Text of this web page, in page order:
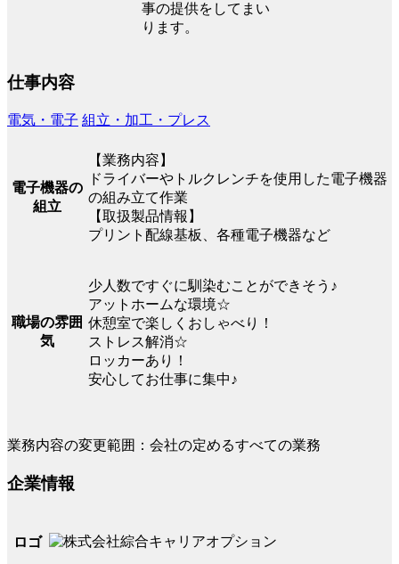
事の提供をしてまい
ります。
仕事内容
電気・電子 組立・加工・プレス
電子機器の
組立
【業務内容】
ドライバーやトルクレンチを使用した電子機器
の組み立て作業
【取扱製品情報】
プリント配線基板、各種電子機器など
職場の雰囲
気
少人数ですぐに馴染むことができそう♪
アットホームな環境☆
休憩室で楽しくおしゃべり！
ストレス解消☆
ロッカーあり！
安心してお仕事に集中♪
業務内容の変更範囲：会社の定めるすべての業務
企業情報
ロゴ